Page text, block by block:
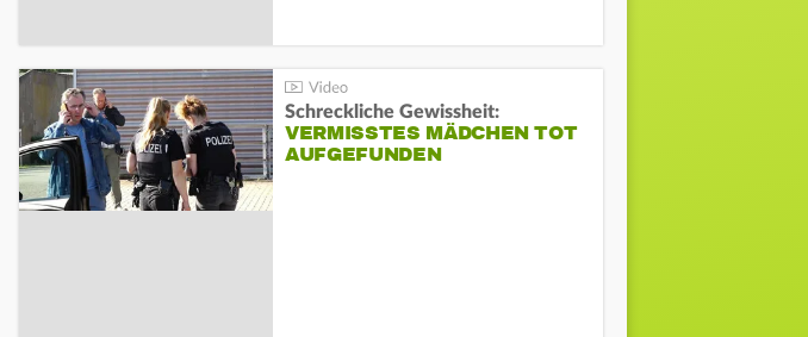
Schreckliche Gewissheit:
VERMISSTES MÄDCHEN TOT
AUFGEFUNDEN